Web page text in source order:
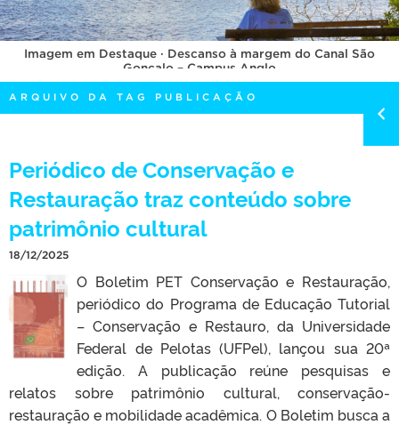
INTERNACIONAL
OUVIDORIA
PORTARIAS
TELEFONES
Imagem em Destaque · Descanso à margem do Canal São
Gonçalo – Campus Anglo
ARQUIVO DA TAG PUBLICAÇÃO
Periódico de Conservação e
Restauração traz conteúdo sobre
patrimônio cultural
18/12/2025
O Boletim PET Conservação e Restauração,
periódico do Programa de Educação Tutorial
– Conservação e Restauro, da Universidade
Federal de Pelotas (UFPel), lançou sua 20ª
edição. A publicação reúne pesquisas e
relatos sobre patrimônio cultural, conservação-
restauração e mobilidade acadêmica. O Boletim busca a